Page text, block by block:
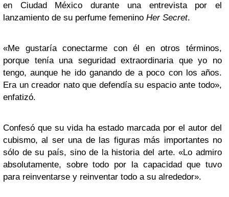
en Ciudad México durante una entrevista por el
lanzamiento de su perfume femenino Her Secret.
«Me gustaría conectarme con él en otros términos,
porque tenía una seguridad extraordinaria que yo no
tengo, aunque he ido ganando de a poco con los años.
Era un creador nato que defendía su espacio ante todo»,
enfatizó.
Confesó que su vida ha estado marcada por el autor del
cubismo, al ser una de las figuras más importantes no
sólo de su país, sino de la historia del arte. «Lo admiro
absolutamente, sobre todo por la capacidad que tuvo
para reinventarse y reinventar todo a su alrededor».